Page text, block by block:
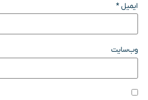
ایمیل*
وب‌سایت